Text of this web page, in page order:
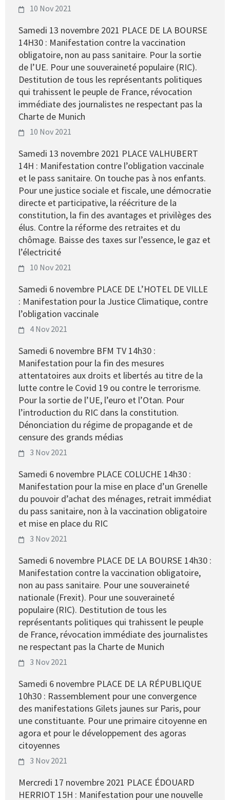
10 Nov 2021
Samedi 13 novembre 2021 PLACE DE LA BOURSE
14H30 : Manifestation contre la vaccination
obligatoire, non au pass sanitaire. Pour la sortie
de l’UE. Pour une souveraineté populaire (RIC).
Destitution de tous les représentants politiques
qui trahissent le peuple de France, révocation
immédiate des journalistes ne respectant pas la
Charte de Munich
10 Nov 2021
Samedi 13 novembre 2021 PLACE VALHUBERT
14H : Manifestation contre l’obligation vaccinale
et le pass sanitaire. On touche pas à nos enfants.
Pour une justice sociale et fiscale, une démocratie
directe et participative, la réécriture de la
constitution, la fin des avantages et privilèges des
élus. Contre la réforme des retraites et du
chômage. Baisse des taxes sur l’essence, le gaz et
l’électricité
10 Nov 2021
Samedi 6 novembre PLACE DE L’HOTEL DE VILLE
: Manifestation pour la Justice Climatique, contre
l’obligation vaccinale
4 Nov 2021
Samedi 6 novembre BFM TV 14h30 :
Manifestation pour la fin des mesures
attentatoires aux droits et libertés au titre de la
lutte contre le Covid 19 ou contre le terrorisme.
Pour la sortie de l’UE, l’euro et l’Otan. Pour
l’introduction du RIC dans la constitution.
Dénonciation du régime de propagande et de
censure des grands médias
3 Nov 2021
Samedi 6 novembre PLACE COLUCHE 14h30 :
Manifestation pour la mise en place d’un Grenelle
du pouvoir d’achat des ménages, retrait immédiat
du pass sanitaire, non à la vaccination obligatoire
et mise en place du RIC
3 Nov 2021
Samedi 6 novembre PLACE DE LA BOURSE 14h30 :
Manifestation contre la vaccination obligatoire,
non au pass sanitaire. Pour une souveraineté
nationale (Frexit). Pour une souveraineté
populaire (RIC). Destitution de tous les
représentants politiques qui trahissent le peuple
de France, révocation immédiate des journalistes
ne respectant pas la Charte de Munich
3 Nov 2021
Samedi 6 novembre PLACE DE LA RÉPUBLIQUE
10h30 : Rassemblement pour une convergence
des manifestations Gilets jaunes sur Paris, pour
une constituante. Pour une primaire citoyenne en
agora et pour le développement des agoras
citoyennes
3 Nov 2021
Mercredi 17 novembre 2021 PLACE ÉDOUARD
HERRIOT 15H : Manifestation pour une nouvelle